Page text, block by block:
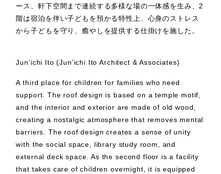
ース、軒下空間まで連続する多様な場の一体感を生み、2
階は宿泊を伴い子どもを預かる特性上、心身のストレス
から子どもを守り、癒やしを提供する仕掛けを施した。
Jun’ichi Ito (Jun’ichi Ito Architect & Associates)
A third place for children for families who need
support. The roof design is based on a temple motif,
and the interior and exterior are made of old wood,
creating a nostalgic atmosphere that removes mental
barriers. The roof design creates a sense of unity
with the social space, library study room, and
external deck space. As the second floor is a facility
that takes care of children overnight, it is equipped